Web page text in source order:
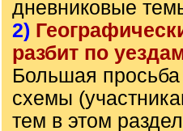
дневниковые
2)
разбит по
Большая
схемы
тем в этом